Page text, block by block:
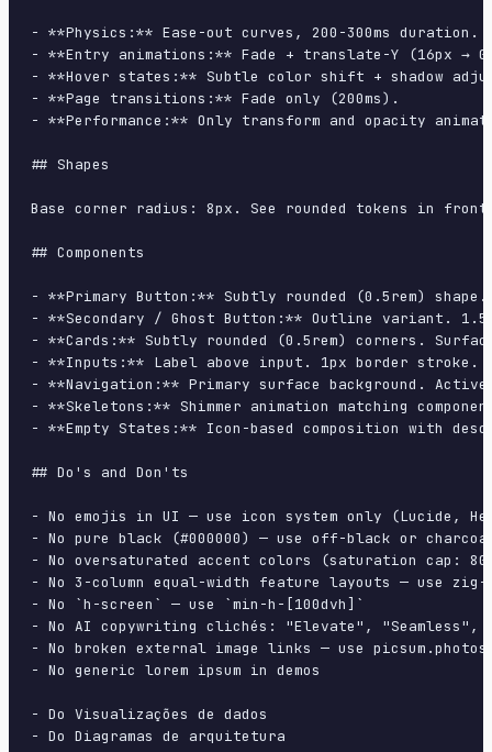
- **Physics:** Ease-out curves, 200-300ms duration.
- **Entry animations:** Fade + translate-Y (16px →
- **Hover states:** Subtle color shift + shadow
- **Page transitions:** Fade only (200ms).
- **Performance:** Only transform and opacity
## Shapes
Base corner radius: 8px. See rounded tokens in
## Components
- **Primary Button:** Subtly rounded (0.5rem)
- **Secondary / Ghost Button:** Outline variant.
- **Cards:** Subtly rounded (0.5rem) corners.
- **Inputs:** Label above input. 1px border
- **Navigation:** Primary surface background.
- **Skeletons:** Shimmer animation matching
- **Empty States:** Icon-based composition with
## Do's and Don'ts
- No emojis in UI — use icon system only (Lucide,
- No pure black (#000000) — use off-black or
- No oversaturated accent colors (saturation cap:
- No 3-column equal-width feature layouts — use zig-
- No `h-screen` — use `min-h-[100dvh]`
- No AI copywriting clichés: "Elevate", "Seamless",
- No broken external image links — use
- No generic lorem ipsum in demos
- Do Visualizações de dados
- Do Diagramas de arquitetura